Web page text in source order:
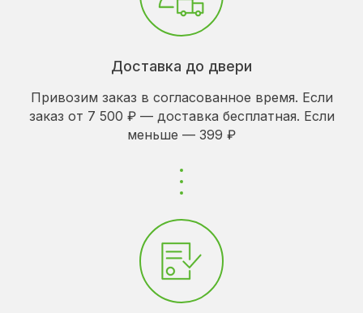
Доставка до двери
Привозим заказ в согласованное время. Если
заказ от 7 500 ₽ — доставка бесплатная. Если
меньше — 399 ₽